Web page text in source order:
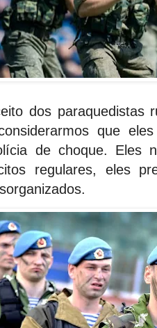
dos paraquedistas
que
de choque. Eles
regulares, eles